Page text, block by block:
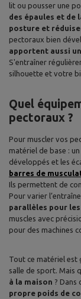
lit ou pousser une
des épaules et de
posture et
pectoraux bien
apportent aussi
S'entraîner
silhouette et votre
Quel
pectoraux ?
Pour muscler vos
matériel de base : un
développés et les
barres de
Ils permettent de
Pour varier
parallèles pour les
muscles avec
pour des machines
Tout ce matériel est
salle de sport. Mais
à la maison ? Dans
propre poids de